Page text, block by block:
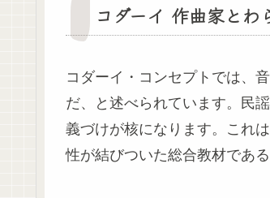
コダーイ 作曲家とわ
コダーイ・コンセプトでは、
だ、と述べられています。民
義づけが核になります。これ
性が結びついた総合教材であ